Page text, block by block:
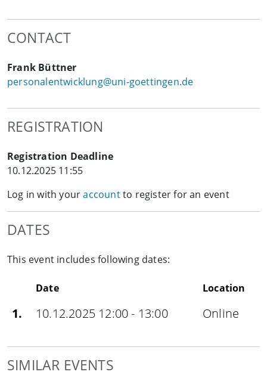
CONTACT
Frank Büttner
personalentwicklung@uni-goettingen.de
REGISTRATION
Registration Deadline
10.12.2025 11:55
Log in with youraccountto register for an event
DATES
This event includes following dates:
Date Location
1. 10.12.2025 12:00 - 13:00 Online
SIMILAR EVENTS